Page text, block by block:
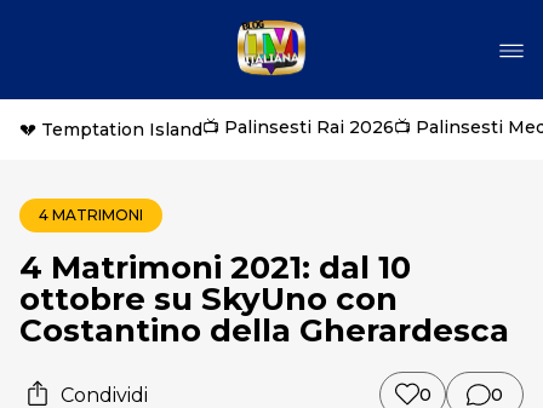
💔 Temptation Island📺 Palinsesti Rai 2026📺 Palinsesti
4 MATRIMONI
4 Matrimoni 2021: dal 10
ottobre su SkyUno con
Costantino della Gherardesca
Condividi 0 0